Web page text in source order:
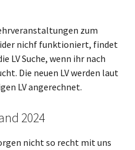
zum
nichf funktioniert, findet
LV Suche, wenn ihr nach
Die neuen LV werden laut
LV angerechnet.
2024
nicht so recht mit uns